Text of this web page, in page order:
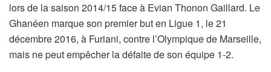
lors de la saison 2014/15 face à Evian Thonon Gaillard. Le
Ghanéen marque son premier but en Ligue 1, le 21
décembre 2016, à Furiani, contre l’Olympique de Marseille,
mais ne peut empêcher la défaite de son équipe 1-2.